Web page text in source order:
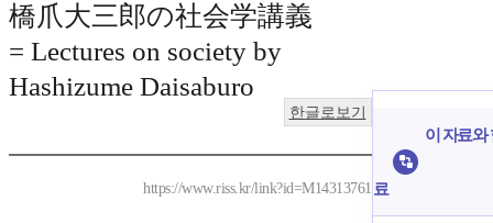
橋爪大三郎の社会学講義
= Lectures on society by
Hashizume Daisaburo
한글로보기
https://www.riss.kr/link?id=M14313761
이 자료와
료